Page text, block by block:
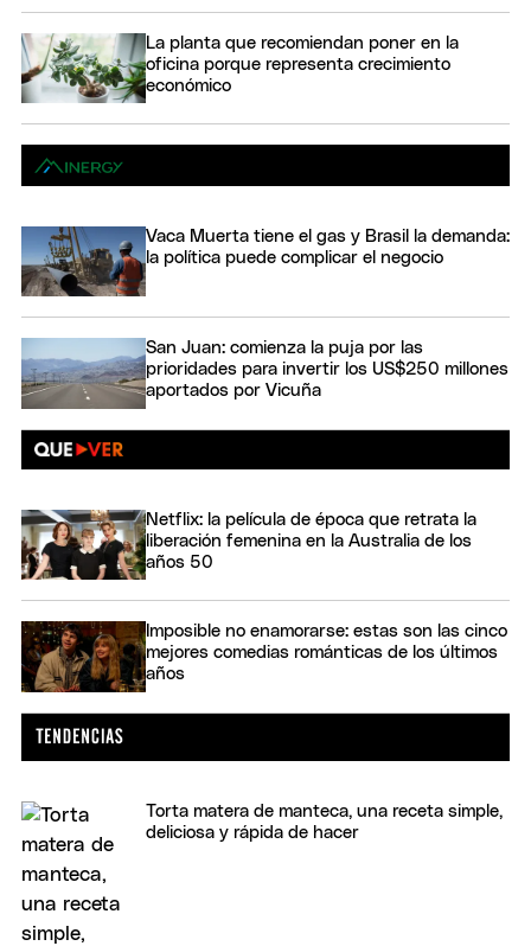
La planta que recomiendan poner en la
oficina porque representa crecimiento
económico
Vaca Muerta tiene el gas y Brasil la demanda:
la política puede complicar el negocio
San Juan: comienza la puja por las
prioridades para invertir los US$250 millones
aportados por Vicuña
Netflix: la película de época que retrata la
liberación femenina en la Australia de los
años 50
Imposible no enamorarse: estas son las cinco
mejores comedias románticas de los últimos
años
Torta matera de manteca, una receta simple,
deliciosa y rápida de hacer